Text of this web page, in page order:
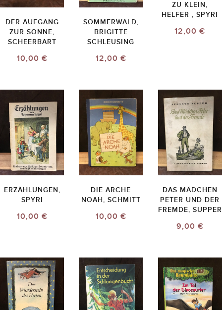
DER AUFGANG
ZUR SONNE,
SCHEERBART
10,00 €
SOMMERWALD,
BRIGITTE
SCHLEUSING
12,00 €
ZU KLEIN,
HELFER , SPYRI
12,00 €
ERZÄHLUNGEN,
SPYRI
10,00 €
DIE ARCHE
NOAH, SCHMITT
10,00 €
DAS MÄDCHEN
PETER UND DER
FREMDE, SUPPER
9,00 €